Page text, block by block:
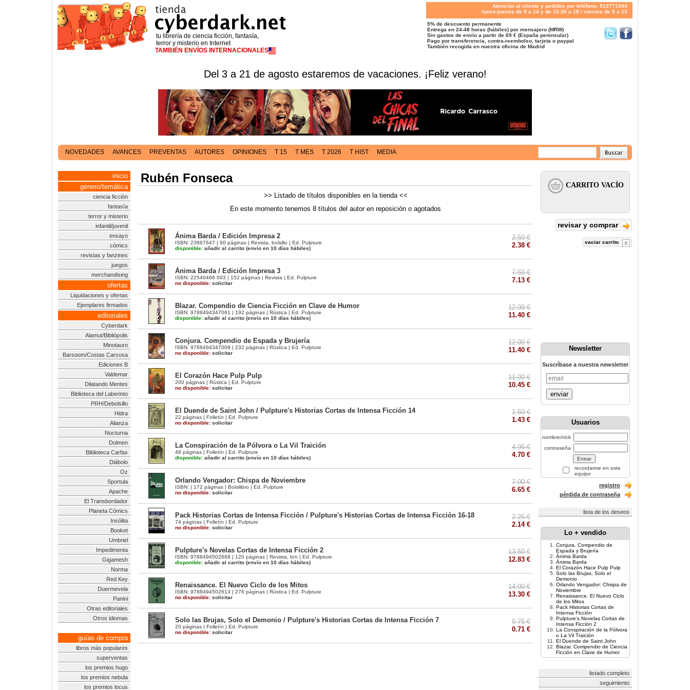
tu librería de ciencia ficción, fantasía,
terror y misterio en Internet
TAMBIÉN ENVÍOS INTERNACIONALES
Atención al cliente y pedidos por teléfono: 913771344
lunes-jueves de 9 a 14 y de 15:30 a 18 / viernes de 9 a 13
5% de descuento permanente
Entrega en 24-48 horas (hábiles) por mensajero (MRW)
Sin gastos de envío a partir de 69 € (España peninsular)
Pago por transferencia, contra-reembolso, tarjeta o paypal
También recogida en nuestra oficina de Madrid
Del 3 a 21 de agosto estaremos de vacaciones. ¡Feliz verano!
NOVEDADES AVANCES PREVENTAS AUTORES OPINIONES T 15 T MES T 2026 T HIST MEDIA
inicio
género/temática
ciencia ficción
fantasía
terror y misterio
infantil/juvenil
ensayo
cómics
revistas y fanzines
juegos
merchandising
ofertas
Liquidaciones y ofertas
Ejemplares firmados
editoriales
Cyberdark
Alamut/Bibliópolis
Minotauro
Barsoom/Costas Carcosa
Ediciones B
Valdemar
Dilatando Mentes
Biblioteca del Laberinto
PRH/Debolsillo
Hidra
Alianza
Nocturna
Dolmen
Biblioteca Carfax
Diábolo
Oz
Sportula
Apache
El Transbordador
Planeta Cómics
Insólita
Booket
Umbriel
Impedimenta
Gigamesh
Norma
Red Key
Duermevela
Panini
Otras editoriales
Otros idiomas
guías de compra
libros más populares
superventas
los premios hugo
los premios nebula
los premios locus
Rubén Fonseca
>> Listado de títulos disponibles en la tienda <<
En este momento tenemos 8 títulos del autor en reposición o agotados
Ánima Barda / Edición Impresa 2
ISBN: 23867647 | 60 páginas | Revista, bolsillo | Ed. Pulpture
disponible: añadir al carrito (envío en 10 días hábiles)
2.50 €
2.38 €
Ánima Barda / Edición Impresa 3
ISBN: 22540466 003 | 152 páginas | Revista | Ed. Pulpture
no disponible: solicitar
7.50 €
7.13 €
Blazar. Compendio de Ciencia Ficción en Clave de Humor
ISBN: 9788494347061 | 192 páginas | Rústica | Ed. Pulpture
disponible: añadir al carrito (envío en 10 días hábiles)
12.00 €
11.40 €
Conjura. Compendio de Espada y Brujería
ISBN: 9788494347009 | 232 páginas | Rústica | Ed. Pulpture
no disponible: solicitar
12.00 €
11.40 €
El Corazón Hace Pulp Pulp
200 páginas | Rústica | Ed. Pulpture
no disponible: solicitar
11.00 €
10.45 €
El Duende de Saint John / Pulpture's Historias Cortas de Intensa Ficción 14
22 páginas | Folletín | Ed. Pulpture
no disponible: solicitar
1.50 €
1.43 €
La Conspiración de la Pólvora o La Vil Traición
48 páginas | Folletín | Ed. Pulpture
disponible: añadir al carrito (envío en 10 días hábiles)
4.95 €
4.70 €
Orlando Vengador: Chispa de Noviembre
ISBN: | 172 páginas | Bolsilibro | Ed. Pulpture
no disponible: solicitar
7.00 €
6.65 €
Pack Historias Cortas de Intensa Ficción / Pulpture's Historias Cortas de Intensa Ficción 16-18
74 páginas | Folletín | Ed. Pulpture
no disponible: solicitar
2.25 €
2.14 €
Pulpture's Novelas Cortas de Intensa Ficción 2
ISBN: 9788494502668 | 120 páginas | Revista, b/n | Ed. Pulpture
disponible: añadir al carrito (envío en 10 días hábiles)
13.50 €
12.83 €
Renaissance. El Nuevo Ciclo de los Mitos
ISBN: 9788494502613 | 276 páginas | Rústica | Ed. Pulpture
no disponible: solicitar
14.00 €
13.30 €
Solo las Brujas, Solo el Demonio / Pulpture's Historias Cortas de Intensa Ficción 7
20 páginas | Folletín | Ed. Pulpture
no disponible: solicitar
0.75 €
0.71 €
revisar y comprar
vaciar carrito
Newsletter
Suscríbase a nuestra newsletter
enviar
Usuarios
nombre/nick
contraseña
recordarme en este
equipo
registro
pérdida de contraseña
lista de los deseos
Lo + vendido
Conjura. Compendio de
Espada y Brujería
Ánima Barda
Ánima Barda
El Corazón Hace Pulp Pulp
Solo las Brujas, Solo el
Demonio
Orlando Vengador: Chispa de
Noviembre
Renaissance. El Nuevo Ciclo
de los Mitos
Pack Historias Cortas de
Intensa Ficción
Pulpture's Novelas Cortas de
Intensa Ficción 2
La Conspiración de la Pólvora
o La Vil Traición
El Duende de Saint John
Blazar. Compendio de Ciencia
Ficción en Clave de Humor
listado completo
seguimiento